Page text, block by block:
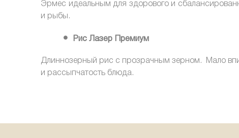
Эрмес идеальным для здорового и
и рыбы.
Рис Лазер Премиум
Длиннозерный рис с прозрачным зерном. Мало
и рассыпчатость блюда.